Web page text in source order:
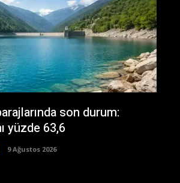
son durum:
yüzde 63,6
9 Ağustos 2026